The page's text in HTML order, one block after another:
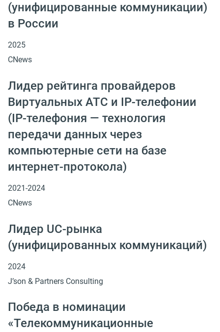
(унифицированные коммуникации)
в России
2025
CNews
Лидер рейтинга провайдеров
Виртуальных АТС и IP-телефонии
(IP-телефония — технология
передачи данных через
компьютерные сети на базе
интернет-протокола)
2021-2024
CNews
Лидер UC-рынка
(унифицированных коммуникаций)
2024
J’son & Partners Consulting
Победа в номинации
«Телекоммуникационные